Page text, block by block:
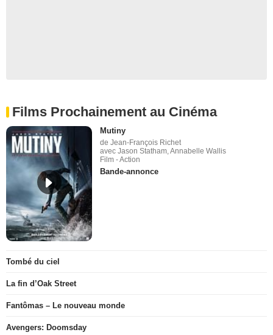
Films Prochainement au Cinéma
Mutiny
de Jean-François Richet
avec Jason Statham, Annabelle Wallis
Film - Action
Bande-annonce
Tombé du ciel
La fin d’Oak Street
Fantômas – Le nouveau monde
Avengers: Doomsday